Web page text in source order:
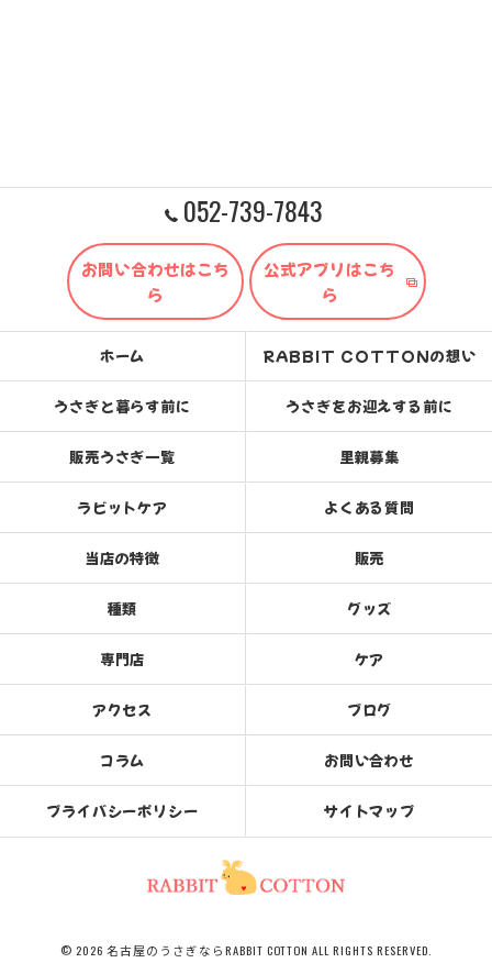
052-739-7843
お問い合わせはこち
ら
公式アプリはこち
ら
ホーム RABBIT COTTONの想い
うさぎと暮らす前に うさぎをお迎えする前に
販売うさぎ一覧 里親募集
ラビットケア よくある質問
当店の特徴 販売
種類 グッズ
専門店 ケア
アクセス ブログ
コラム お問い合わせ
プライバシーポリシー サイトマップ
© 2026 名古屋のうさぎならRABBIT COTTON ALL RIGHTS RESERVED.